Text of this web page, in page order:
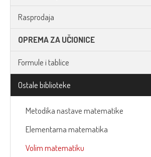
Rasprodaja
OPREMA ZA UČIONICE
Formule i tablice
Ostale biblioteke
Metodika nastave matematike
Elementarna matematika
Volim matematiku